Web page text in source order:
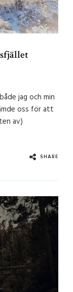
jag och min
oss för att
av)
SHARE